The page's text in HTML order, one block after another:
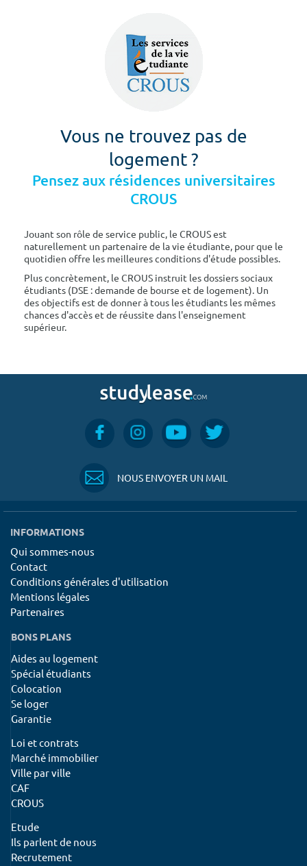
Vous ne trouvez pas de
logement ?
Pensez aux résidences universitaires
CROUS
Jouant son rôle de service public, le CROUS est
naturellement un partenaire de la vie étudiante, pour que le
quotidien offre les meilleures conditions d'étude possibles.
Plus concrètement, le CROUS instruit les dossiers sociaux
étudiants (DSE : demande de bourse et de logement). Un
des objectifs est de donner à tous les étudiants les mêmes
chances d'accès et de réussite dans l'enseignement
supérieur.
NOUS ENVOYER UN MAIL
INFORMATIONS
Qui sommes-nous
Contact
Conditions générales d'utilisation
Mentions légales
Partenaires
BONS PLANS
Aides au logement
Spécial étudiants
Colocation
Se loger
Garantie
Loi et contrats
Marché immobilier
Ville par ville
CAF
CROUS
Etude
Ils parlent de nous
Recrutement